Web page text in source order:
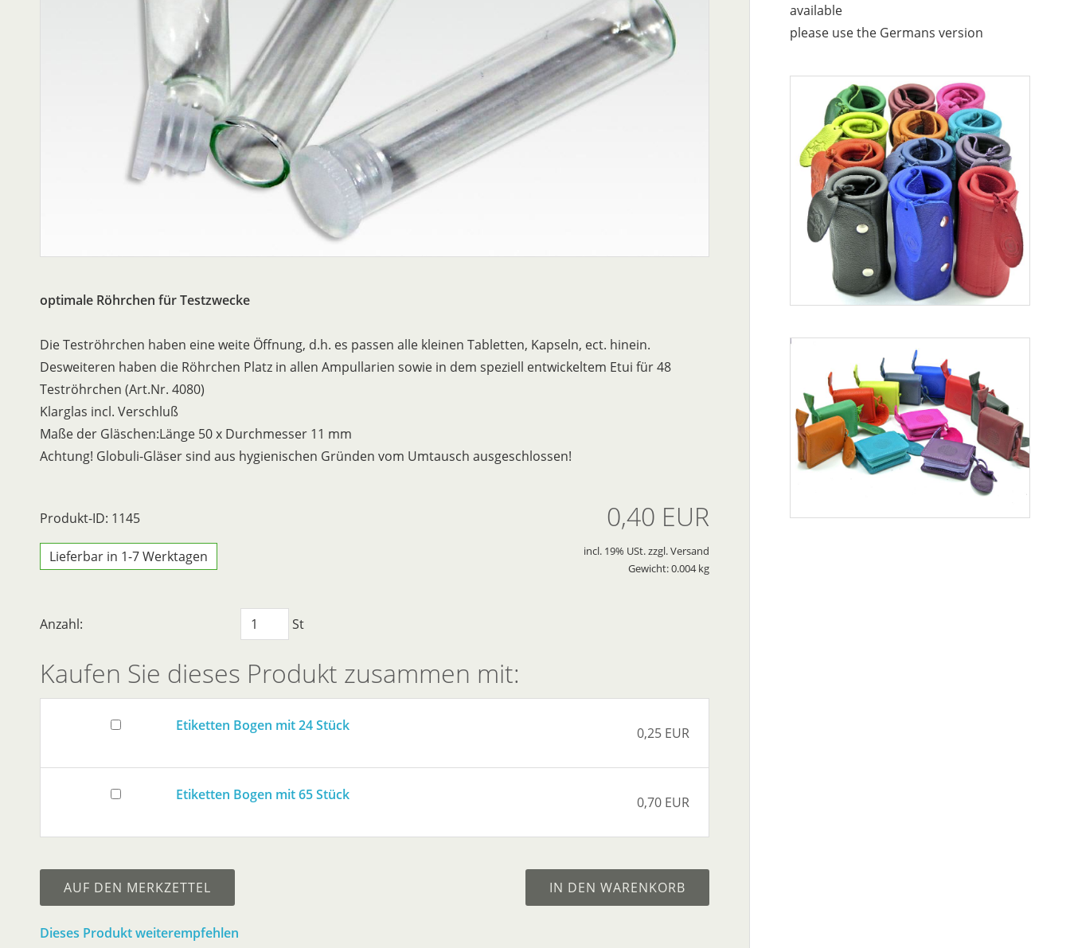
optimale Röhrchen für Testzwecke
Die Teströhrchen haben eine weite Öffnung, d.h. es passen alle kleinen Tabletten, Kapseln, ect. hinein.
Desweiteren haben die Röhrchen Platz in allen Ampullarien sowie in dem speziell entwickeltem Etui für 48
Teströhrchen (Art.Nr. 4080)
Klarglas incl. Verschluß
Maße der Gläschen:Länge 50 x Durchmesser 11 mm
Achtung! Globuli-Gläser sind aus hygienischen Gründen vom Umtausch ausgeschlossen!
Produkt-ID: 1145
Lieferbar in 1-7 Werktagen
0,40 EUR
incl. 19% USt. zzgl. Versand
Gewicht: 0.004 kg
Anzahl: St
Kaufen Sie dieses Produkt zusammen mit:
Etiketten Bogen mit 24 Stück 0,25 EUR
Etiketten Bogen mit 65 Stück 0,70 EUR
IN DEN WARENKORB
AUF DEN MERKZETTEL
Dieses Produkt weiterempfehlen
available
please use the Germans version